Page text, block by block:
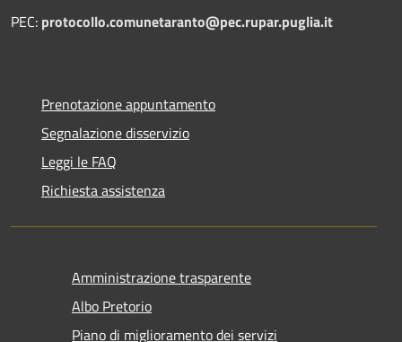
PEC: protocollo.comunetaranto@pec.rupar.puglia.it
Prenotazione appuntamento
Segnalazione disservizio
Leggi le FAQ
Richiesta assistenza
Amministrazione trasparente
Albo Pretorio
Piano di miglioramento dei servizi